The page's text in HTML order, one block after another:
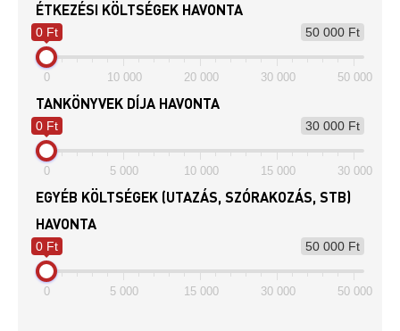
ÉTKEZÉSI KÖLTSÉGEK HAVONTA
50 000 Ft
0 Ft
0 10 000 20 000 30 000 50 000
TANKÖNYVEK DÍJA HAVONTA
30 000 Ft
0 Ft
0 5 000 10 000 15 000 30 000
EGYÉB KÖLTSÉGEK (UTAZÁS, SZÓRAKOZÁS, STB)
HAVONTA
50 000 Ft
0 Ft
0 5 000 15 000 30 000 50 000